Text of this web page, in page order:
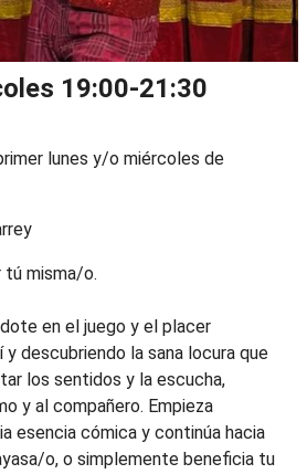
19:00-21:30
lunes y/o miércoles de
tú misma/o.
en el juego y el placer
descubriendo la sana locura que
los sentidos y la escucha,
y al compañero. Empieza
esencia cómica y continúa hacia
o, o simplemente beneficia tu